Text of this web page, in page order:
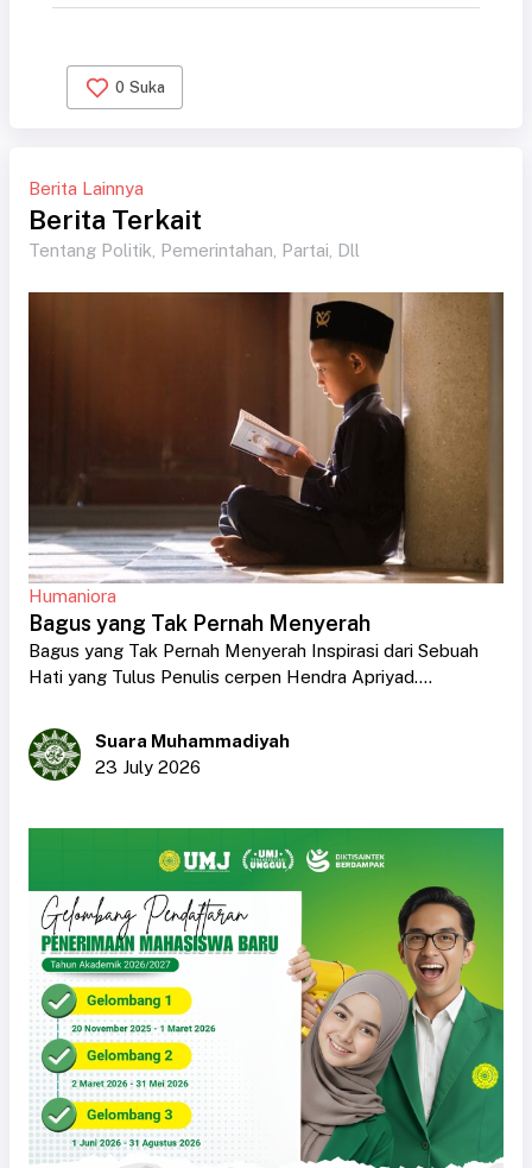
0 Suka
Berita Lainnya
Berita Terkait
Tentang Politik, Pemerintahan, Partai, Dll
Humaniora
Bagus yang Tak Pernah Menyerah
Bagus yang Tak Pernah Menyerah Inspirasi dari Sebuah
Hati yang Tulus Penulis cerpen Hendra Apriyad....
Suara Muhammadiyah
23 July 2026